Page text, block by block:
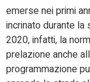
emerse nei primi
incrinato durante
2020, infatti, la
prelazione anche
programmazione